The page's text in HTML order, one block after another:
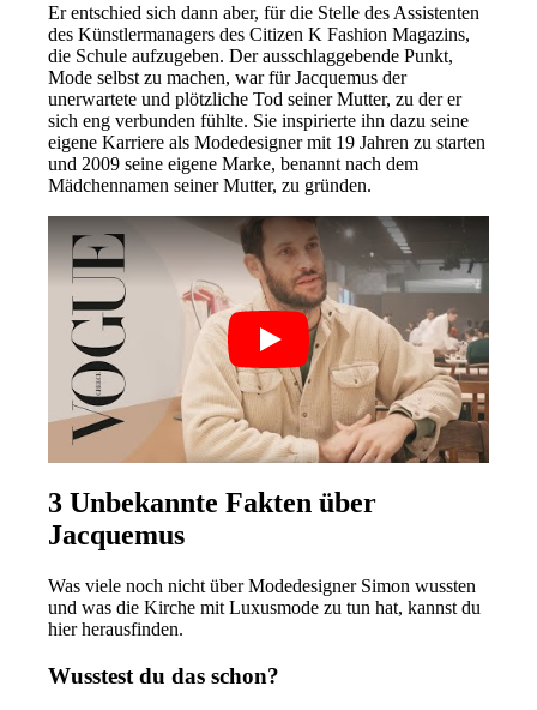
Er entschied sich dann aber, für die Stelle des Assistenten
des Künstlermanagers des Citizen K Fashion Magazins,
die Schule aufzugeben. Der ausschlaggebende Punkt,
Mode selbst zu machen, war für Jacquemus der
unerwartete und plötzliche Tod seiner Mutter, zu der er
sich eng verbunden fühlte. Sie inspirierte ihn dazu seine
eigene Karriere als Modedesigner mit 19 Jahren zu starten
und 2009 seine eigene Marke, benannt nach dem
Mädchennamen seiner Mutter, zu gründen.
3 Unbekannte Fakten über
Jacquemus
Was viele noch nicht über Modedesigner Simon wussten
und was die Kirche mit Luxusmode zu tun hat, kannst du
hier herausfinden.
Wusstest du das schon?